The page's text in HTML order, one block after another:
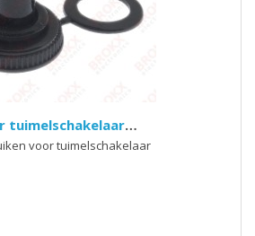
tuimelschakelaar
voor tuimelschakelaar